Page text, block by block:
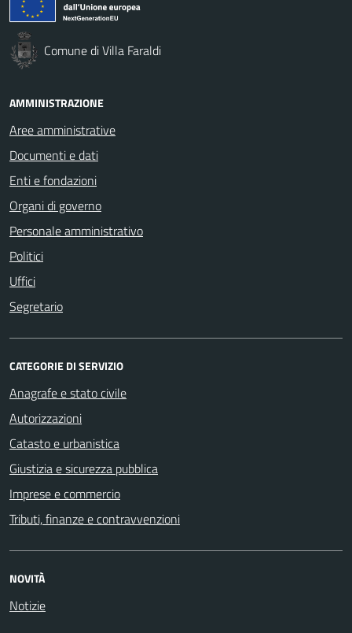
Comune di Villa Faraldi
AMMINISTRAZIONE
Aree amministrative
Documenti e dati
Enti e fondazioni
Organi di governo
Personale amministrativo
Politici
Uffici
Segretario
CATEGORIE DI SERVIZIO
Anagrafe e stato civile
Autorizzazioni
Catasto e urbanistica
Giustizia e sicurezza pubblica
Imprese e commercio
Tributi, finanze e contravvenzioni
NOVITÀ
Notizie